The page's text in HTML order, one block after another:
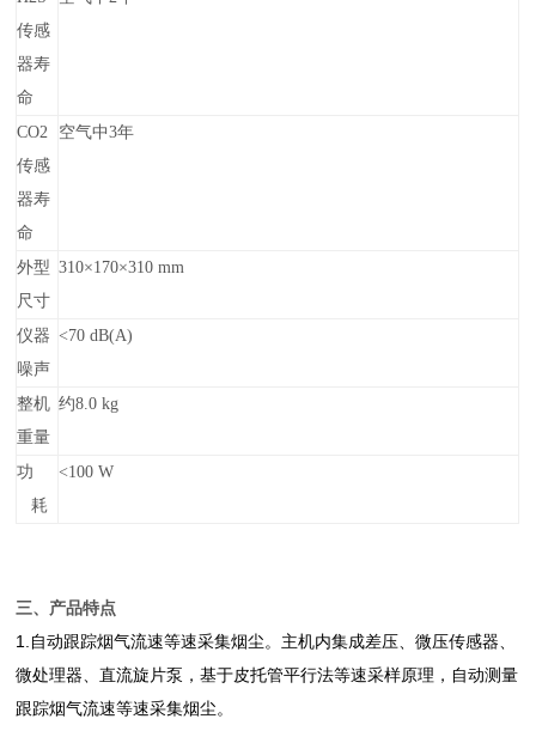
传感
器寿
命
CO2
传感
器寿
命
空气中3年
外型
尺寸
310×170×310 mm
仪器
噪声
<70 dB(A)
整机
重量
约8.0 kg
功
耗
<100 W
三、产品特点
1.自动跟踪烟气流速等速采集烟尘。主机内集成差压、微压传感器、
微处理器、直流旋片泵，基于皮托管平行法等速采样原理，自动测量
跟踪烟气流速等速采集烟尘。